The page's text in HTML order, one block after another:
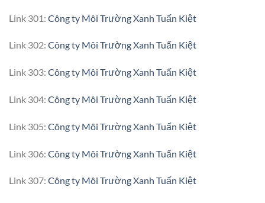
Link 301: Công ty Môi Trường Xanh Tuấn Kiệt
Link 302: Công ty Môi Trường Xanh Tuấn Kiệt
Link 303: Công ty Môi Trường Xanh Tuấn Kiệt
Link 304: Công ty Môi Trường Xanh Tuấn Kiệt
Link 305: Công ty Môi Trường Xanh Tuấn Kiệt
Link 306: Công ty Môi Trường Xanh Tuấn Kiệt
Link 307: Công ty Môi Trường Xanh Tuấn Kiệt